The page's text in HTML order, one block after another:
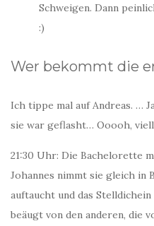
Schweigen. Dann
:)
Wer bekommt die
Ich tippe mal auf Andreas. …
sie war geflasht… Ooooh,
21:30 Uhr: Die Bachelorette
Johannes nimmt sie gleich in
auftaucht und das
beäugt von den anderen, die